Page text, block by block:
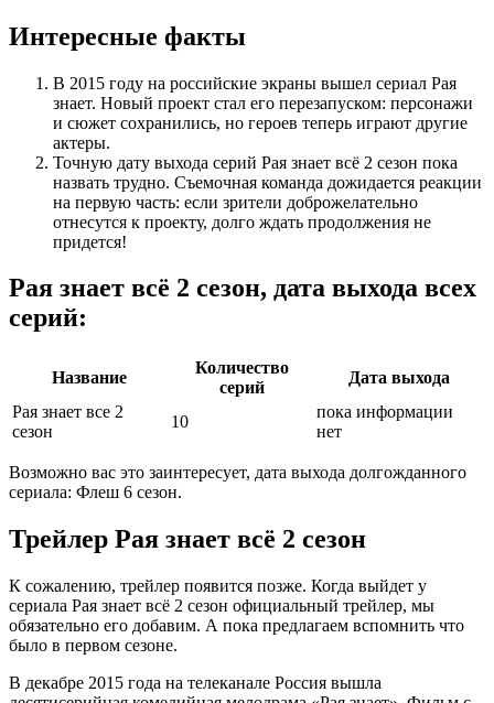
Интересные факты
В 2015 году на российские экраны вышел сериал Рая
знает. Новый проект стал его перезапуском: персонажи
и сюжет сохранились, но героев теперь играют другие
актеры.
Точную дату выхода серий Рая знает всё 2 сезон пока
назвать трудно. Съемочная команда дожидается реакции
на первую часть: если зрители доброжелательно
отнесутся к проекту, долго ждать продолжения не
придется!
Рая знает всё 2 сезон, дата выхода всех
серий:
Название
Количество
серий
Дата выхода
Рая знает все 2
сезон
10
пока информации
нет
Возможно вас это заинтересует, дата выхода долгожданного
сериала: Флеш 6 сезон.
Трейлер Рая знает всё 2 сезон
К сожалению, трейлер появится позже. Когда выйдет у
сериала Рая знает всё 2 сезон официальный трейлер, мы
обязательно его добавим. А пока предлагаем вспомнить что
было в первом сезоне.
В декабре 2015 года на телеканале Россия вышла